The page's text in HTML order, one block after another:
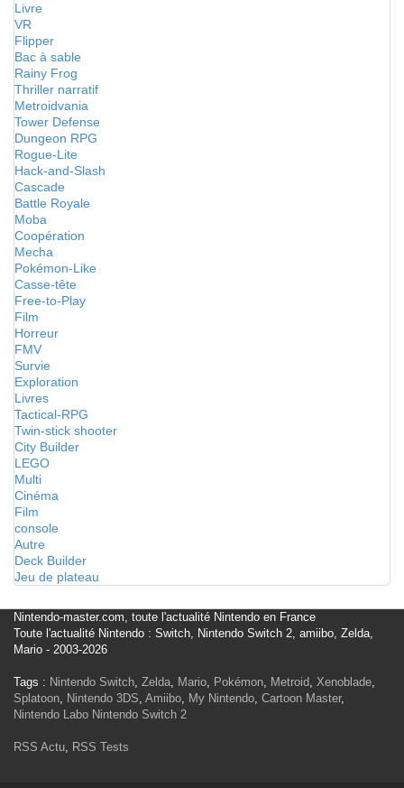
Livre
VR
Flipper
Bac à sable
Rainy Frog
Thriller narratif
Metroidvania
Tower Defense
Dungeon RPG
Rogue-Lite
Hack-and-Slash
Cascade
Battle Royale
Moba
Coopération
Mecha
Pokémon-Like
Casse-tête
Free-to-Play
Film
Horreur
FMV
Survie
Exploration
Livres
Tactical-RPG
Twin-stick shooter
City Builder
LEGO
Multi
Cinéma
Film
console
Autre
Deck Builder
Jeu de plateau
Nintendo-master.com, toute l'actualité Nintendo en France
Toute l'actualité Nintendo : Switch, Nintendo Switch 2, amiibo, Zelda,
Mario - 2003-2026
Tags : Nintendo Switch, Zelda, Mario, Pokémon, Metroid, Xenoblade,
Splatoon, Nintendo 3DS, Amiibo, My Nintendo, Cartoon Master,
Nintendo Labo Nintendo Switch 2
RSS Actu, RSS Tests